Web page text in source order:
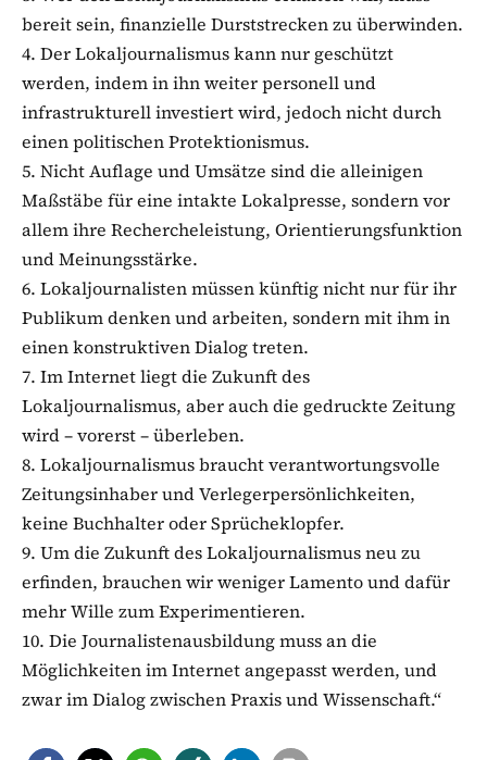
bereit sein, finanzielle Durststrecken zu überwinden.
4. Der Lokaljournalismus kann nur geschützt
werden, indem in ihn weiter personell und
infrastrukturell investiert wird, jedoch nicht durch
einen politischen Protektionismus.
5. Nicht Auflage und Umsätze sind die alleinigen
Maßstäbe für eine intakte Lokalpresse, sondern vor
allem ihre Rechercheleistung, Orientierungsfunktion
und Meinungsstärke.
6. Lokaljournalisten müssen künftig nicht nur für ihr
Publikum denken und arbeiten, sondern mit ihm in
einen konstruktiven Dialog treten.
7. Im Internet liegt die Zukunft des
Lokaljournalismus, aber auch die gedruckte Zeitung
wird – vorerst – überleben.
8. Lokaljournalismus braucht verantwortungsvolle
Zeitungsinhaber und Verlegerpersönlichkeiten,
keine Buchhalter oder Sprücheklopfer.
9. Um die Zukunft des Lokaljournalismus neu zu
erfinden, brauchen wir weniger Lamento und dafür
mehr Wille zum Experimentieren.
10. Die Journalistenausbildung muss an die
Möglichkeiten im Internet angepasst werden, und
zwar im Dialog zwischen Praxis und Wissenschaft.“